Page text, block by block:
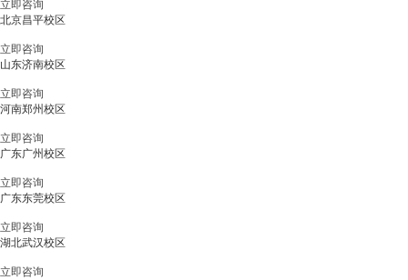
立即咨询
北京昌平校区
立即咨询
山东济南校区
立即咨询
河南郑州校区
立即咨询
广东广州校区
立即咨询
广东东莞校区
立即咨询
湖北武汉校区
立即咨询